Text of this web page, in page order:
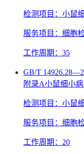
检测项目：小鼠
服务项目：细胞
工作周期：35
GB/T
附录A小鼠细小
检测项目：小鼠
服务项目：细胞
工作周期：20